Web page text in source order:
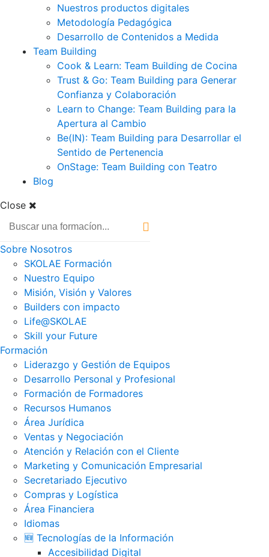
Nuestros productos digitales
Metodología Pedagógica
Desarrollo de Contenidos a Medida
Team Building
Cook & Learn: Team Building de Cocina
Trust & Go: Team Building para Generar
Confianza y Colaboración
Learn to Change: Team Building para la
Apertura al Cambio
Be(IN): Team Building para Desarrollar el
Sentido de Pertenencia
OnStage: Team Building con Teatro
Blog
Close
Sobre Nosotros
SKOLAE Formación
Nuestro Equipo
Misión, Visión y Valores
Builders con impacto
Life@SKOLAE
Skill your Future
Formación
Liderazgo y Gestión de Equipos
Desarrollo Personal y Profesional
Formación de Formadores
Recursos Humanos
Área Jurídica
Ventas y Negociación
Atención y Relación con el Cliente
Marketing y Comunicación Empresarial
Secretariado Ejecutivo
Compras y Logística
Área Financiera
Idiomas
🆕 Tecnologías de la Información
Accesibilidad Digital